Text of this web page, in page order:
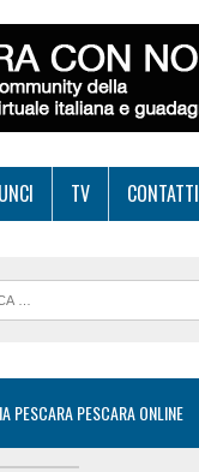
TV CONTATTI
PESCARA PESCARA ONLINE